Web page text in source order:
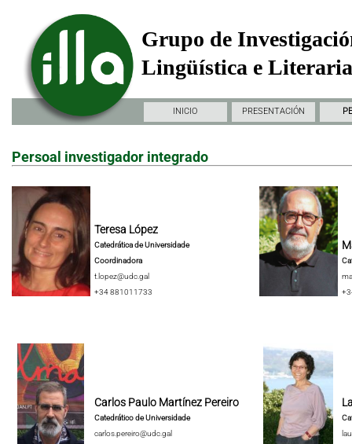
Grupo de
Lingüística e
INICIO PRESENTACIÓN
Persoal investigador integrado
Teresa López
Catedrática de Universidade
Coordinadora
t.lopez@udc.gal
+34 881011733
Carlos Paulo Martínez Pereiro
Catedrático de Universidade
carlos.pereiro@udc.gal